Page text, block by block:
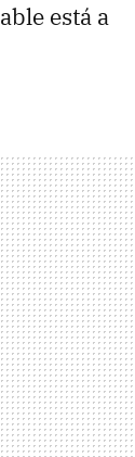
está a